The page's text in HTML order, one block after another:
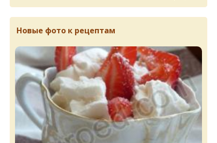
Новые фото к рецептам